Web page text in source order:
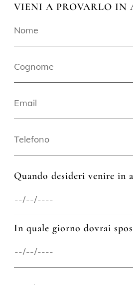
VIENI A PROVARLO IN
Quando desideri venire in
In quale giorno dovrai